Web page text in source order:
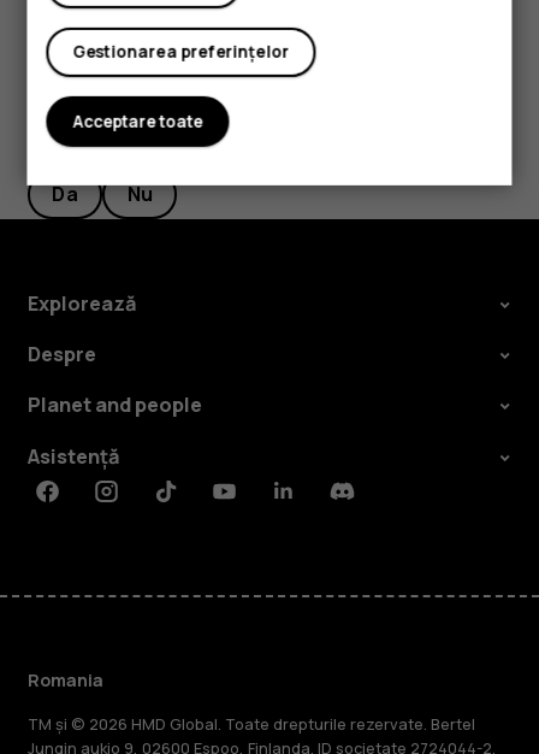
Considerați utile aceste informații?
Da Nu
Explorează
Despre
Planet and people
Asistență
FacebookInstagramTiktokYoutubeLinkedinDiscord
Romania
TM și © 2026 HMD Global. Toate drepturile rezervate. Bertel
Jungin aukio 9, 02600 Espoo, Finlanda. ID societate 2724044-2.
Gestionarea preferințelor
Acceptare toate